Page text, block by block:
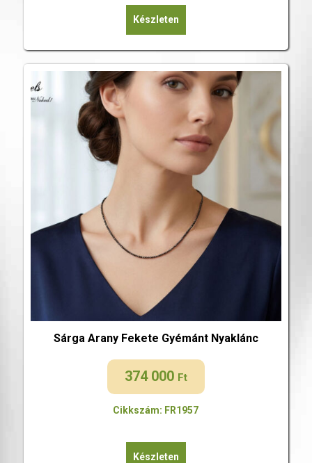
Készleten
Sárga Arany Fekete Gyémánt Nyaklánc
374 000 Ft
Cikkszám: FR1957
Készleten